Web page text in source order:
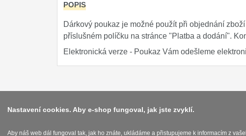
POPIS
Dárkový poukaz je možné použít při objednání
příslušném políčku na stránce "Platba a dodání".
Elektronická verze - Poukaz Vám odešleme
Nastavení cookies. Aby e-shop fungoval, jak jste zvyklí.
Aby náš web dál fungoval tak, jak ho znáte, ukládáme a přistupujeme k informacím z